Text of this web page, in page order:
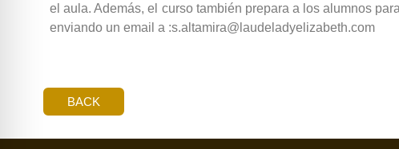
el aula. Además, el curso también prepara a los alumnos
enviando un email a :s.altamira@laudeladyelizabeth.com
BACK